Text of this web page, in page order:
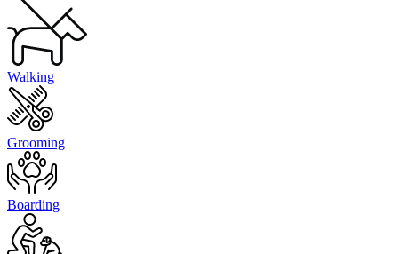
Walking
Grooming
Boarding